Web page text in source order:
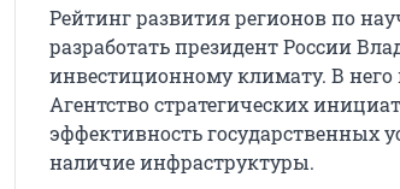
Рейтинг развития регионов по
разработать президент России
инвестиционному климату. В него
Агентство стратегических
эффективность государственных
наличие инфраструктуры.